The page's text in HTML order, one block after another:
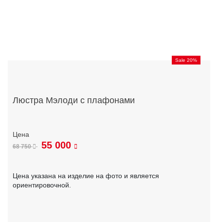
Sale 20%
Люстра Мэлоди с плафонами
68 750 55 000
Цена указана на изделие на фото и является
ориентировочной.